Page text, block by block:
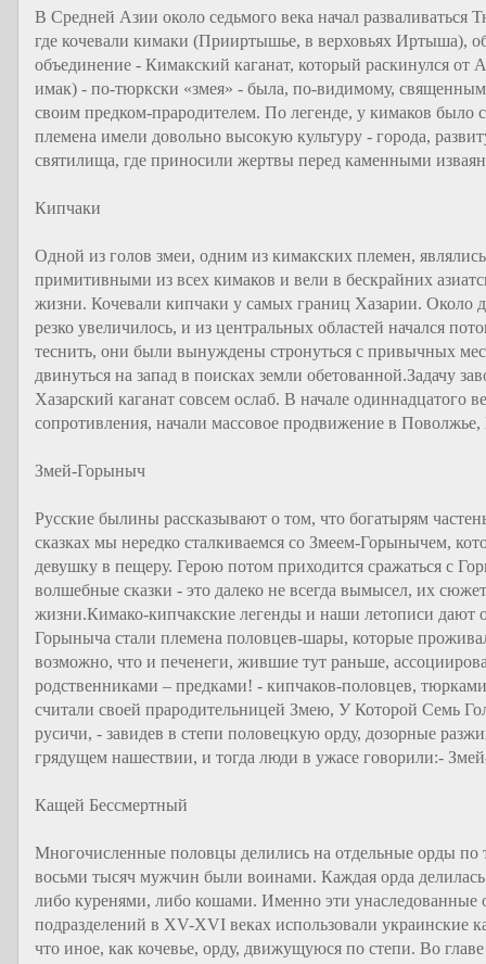
В Средней Азии около седьмого века начал разваливаться
где кочевали кимаки (Прииртышье, в верховьях Иртыша),
объединение - Кимакский каганат, который раскинулся
имак) - по-тюркски «змея» - была, по-видимому,
своим предком-прародителем. По легенде, у кимаков было
племена имели довольно высокую культуру - города,
святилища, где приносили жертвы перед каменными
Кипчаки
Одной из голов змеи, одним из кимакских племен,
примитивными из всех кимаков и вели в бескрайних
жизни. Кочевали кипчаки у самых границ Хазарии. Около
резко увеличилось, и из центральных областей начался
теснить, они были вынуждены стронуться с привычных
двинуться на запад в поисках земли обетованной.Задачу
Хазарский каганат совсем ослаб. В начале одиннадцатого
сопротивления, начали массовое продвижение в
Змей-Горыныч
Русские былины рассказывают о том, что богатырям
сказках мы нередко сталкиваемся со Змеем-Горынычем,
девушку в пещеру. Герою потом приходится сражаться с
волшебные сказки - это далеко не всегда вымысел, их
жизни.Кимако-кипчакские легенды и наши летописи дают
Горыныча стали племена половцев-шары, которые
возможно, что и печенеги, жившие тут раньше,
родственниками – предками! - кипчаков-половцев,
считали своей прародительницей Змею, У Которой Семь
русичи, - завидев в степи половецкую орду, дозорные
грядущем нашествии, и тогда люди в ужасе говорили:-
Кащей Бессмертный
Многочисленные половцы делились на отдельные орды по
восьми тысяч мужчин были воинами. Каждая орда
либо куренями, либо кошами. Именно эти унаследованные
подразделений в XV-XVI веках использовали украинские
что иное, как кочевье, орду, движущуюся по степи. Во